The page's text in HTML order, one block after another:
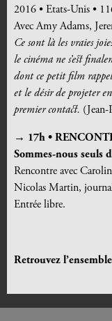
2016 • Etats-Unis •
Avec Amy Adams,
Ce sont là les vraies
le cinéma ne s’est
dont ce petit film
et le désir de projeter
premier contact.
→ 17h •
Sommes-nous seuls
Rencontre avec
Nicolas Martin,
Entrée libre.
Retrouvez